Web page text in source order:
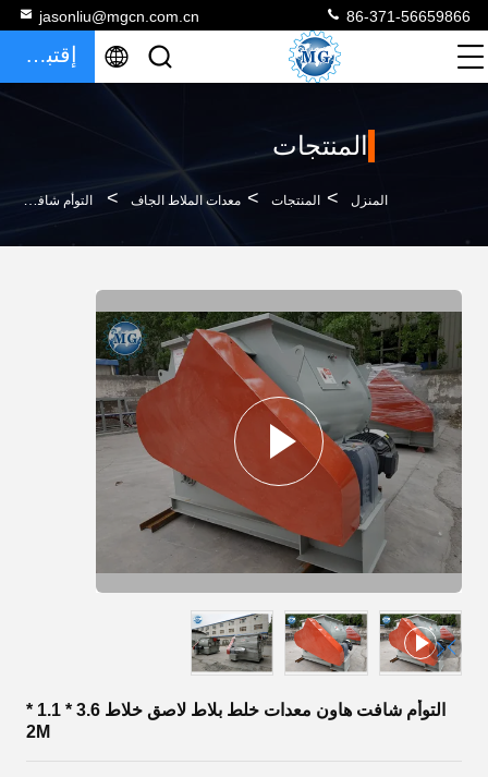
jasonliu@mgcn.com.cn 86-371-56659866
إقتباس
المنتجات
المنزل > المنتجات > معدات الملاط الجاف > التوأم شافت هاون معدات خلط بلاط لاصق خلاط 3.6 * 1.1 * 2M
التوأم شافت هاون معدات خلط بلاط لاصق خلاط 3.6 * 1.1 *
2M